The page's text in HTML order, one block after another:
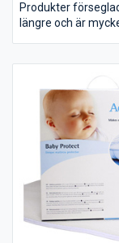
mycket längre.
Produkter
längre och är